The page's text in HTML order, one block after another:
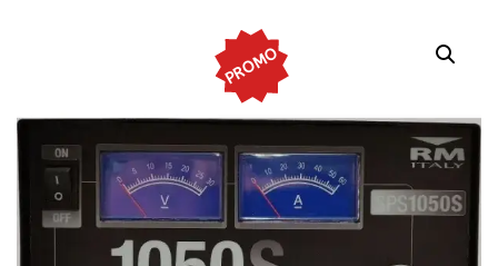
PROMO